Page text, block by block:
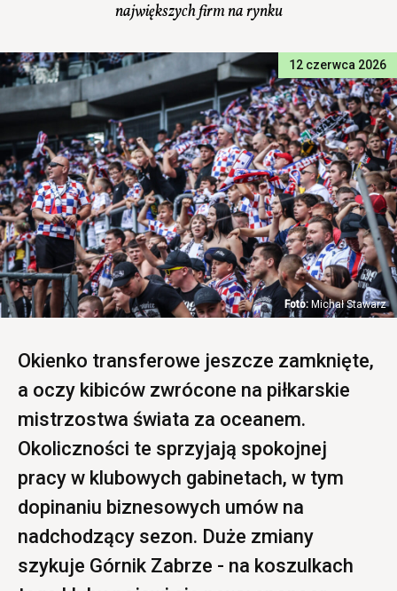
największych firm na rynku
12 czerwca 2026
Michał Stawarz
Okienko transferowe jeszcze zamknięte,
a oczy kibiców zwrócone na piłkarskie
mistrzostwa świata za oceanem.
Okoliczności te sprzyjają spokojnej
pracy w klubowych gabinetach, w tym
dopinaniu biznesowych umów na
nadchodzący sezon. Duże zmiany
szykuje Górnik Zabrze - na koszulkach